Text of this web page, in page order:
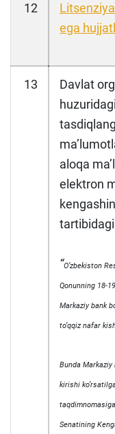
12
ega
13
Davlat
aloqa
elektron
“Oʼzbekiston
Qonunning 18-
Markaziy bank
toʼqqiz nafar
Bunda
kirishi
Senatining